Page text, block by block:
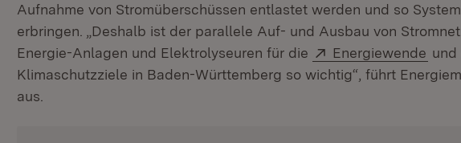
Aufnahme von Stromüberschüssen entlastet werden und so
erbringen. „Deshalb ist der parallele Auf- und Ausbau von
Energie-Anlagen und Elektrolyseuren für die
Extern:
Energiewende und
Klimaschutzziele in Baden-Württemberg so wichtig“, führt
aus.